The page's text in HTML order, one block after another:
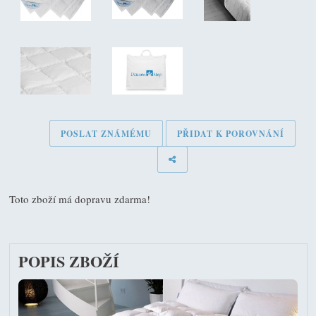
POSLAT ZNÁMÉMU PŘIDAT K POROVNÁNÍ
Toto zboží má dopravu zdarma!
POPIS ZBOŽÍ